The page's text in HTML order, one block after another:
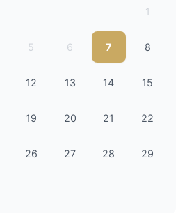
1
5 6 7 8
12 13 14 15
19 20 21 22
26 27 28 29